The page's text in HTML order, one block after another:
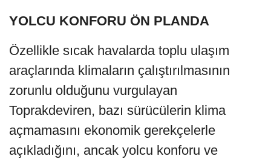
YOLCU KONFORU ÖN PLANDA
Özellikle sıcak havalarda toplu ulaşım
araçlarında klimaların çalıştırılmasının
zorunlu olduğunu vurgulayan
Toprakdeviren, bazı sürücülerin klima
açmamasını ekonomik gerekçelerle
açıkladığını, ancak yolcu konforu ve